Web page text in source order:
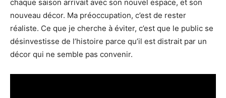
chaque saison arrivait avec son nouvel espace, et son
nouveau décor. Ma préoccupation, c’est de rester
réaliste. Ce que je cherche à éviter, c’est que le public se
désinvestisse de l’histoire parce qu’il est distrait par un
décor qui ne semble pas convenir.